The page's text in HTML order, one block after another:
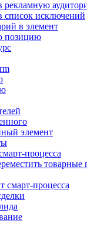
рекламную
список исключений
в элемент
позицию
элемент
процесса
товарные
смарт-процесса